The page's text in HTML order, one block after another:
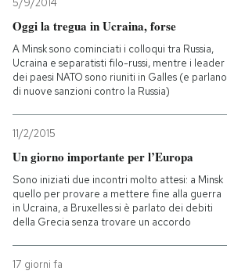
5/9/2014
Oggi la tregua in Ucraina, forse
A Minsk sono cominciati i colloqui tra Russia,
Ucraina e separatisti filo-russi, mentre i leader
dei paesi NATO sono riuniti in Galles (e parlano
di nuove sanzioni contro la Russia)
11/2/2015
Un giorno importante per l’Europa
Sono iniziati due incontri molto attesi: a Minsk
quello per provare a mettere fine alla guerra
in Ucraina, a Bruxelles si è parlato dei debiti
della Grecia senza trovare un accordo
17 giorni fa